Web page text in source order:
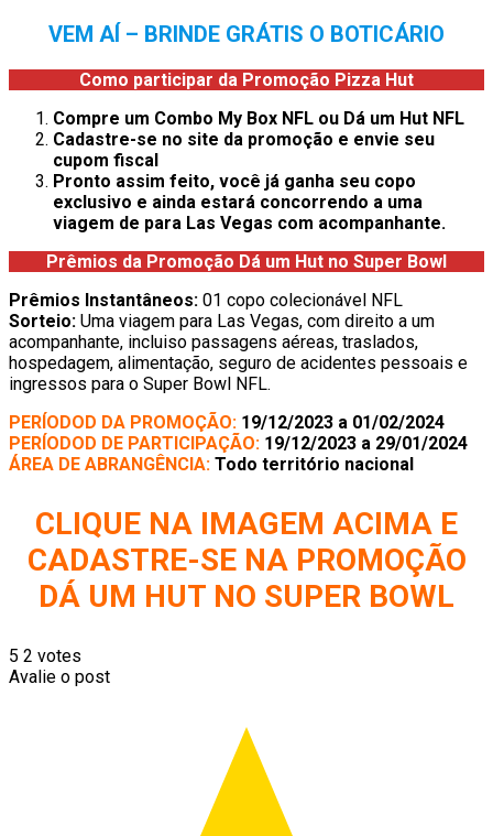
VEM AÍ – BRINDE GRÁTIS O BOTICÁRIO
Como participar da Promoção Pizza Hut
Compre um Combo My Box NFL ou Dá um Hut NFL
Cadastre-se no site da promoção e envie seu
cupom fiscal
Pronto assim feito, você já ganha seu copo
exclusivo e ainda estará concorrendo a uma
viagem de para Las Vegas com acompanhante.
Prêmios da Promoção Dá um Hut no Super Bowl
Prêmios Instantâneos: 01 copo colecionável NFL
Sorteio: Uma viagem para Las Vegas, com direito a um
acompanhante, incluiso passagens aéreas, traslados,
hospedagem, alimentação, seguro de acidentes pessoais e
ingressos para o Super Bowl NFL.
PERÍODOD DA PROMOÇÃO: 19/12/2023 a 01/02/2024
PERÍODOD DE PARTICIPAÇÃO: 19/12/2023 a 29/01/2024
ÁREA DE ABRANGÊNCIA: Todo território nacional
CLIQUE NA IMAGEM ACIMA E
CADASTRE-SE NA PROMOÇÃO
DÁ UM HUT NO SUPER BOWL
5 2 votes
Avalie o post